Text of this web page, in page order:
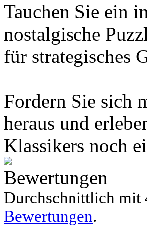
Tauchen Sie ein
nostalgische
für strategisches
Fordern Sie sich
heraus und
Klassikers noch
Bewertungen
Durchschnittlich mit
Bewertungen.